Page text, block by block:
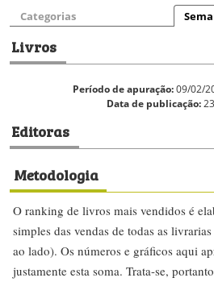
Categorias
Livros
Período de apuração:09/02/
Data de publicação:
Editoras
Metodologia
O ranking de livros mais vendidos é
simples das vendas de todas as
ao lado). Os números e gráficos aqui
justamente esta soma. Trata-se,